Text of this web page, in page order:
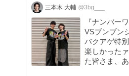
三本木 大輔 @3bg___
『ナンバー
VSブンブン
バクアゲ特
楽しかった
た皆さま、
お前らの魂